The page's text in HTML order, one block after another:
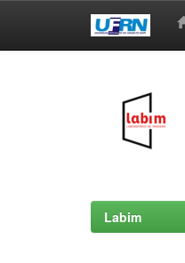
Labim